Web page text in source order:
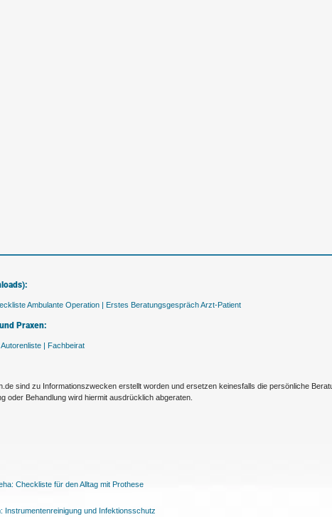
Ambulante Operation | Erstes Beratungsgespräch Arzt-Patient
Praxen:
Autorenliste | Fachbeirat
sind zu Informationszwecken erstellt worden und ersetzen keinesfalls die persönliche
oder Behandlung wird hiermit ausdrücklich abgeraten.
Checkliste für den Alltag mit Prothese
Instrumentenreinigung und Infektionsschutz